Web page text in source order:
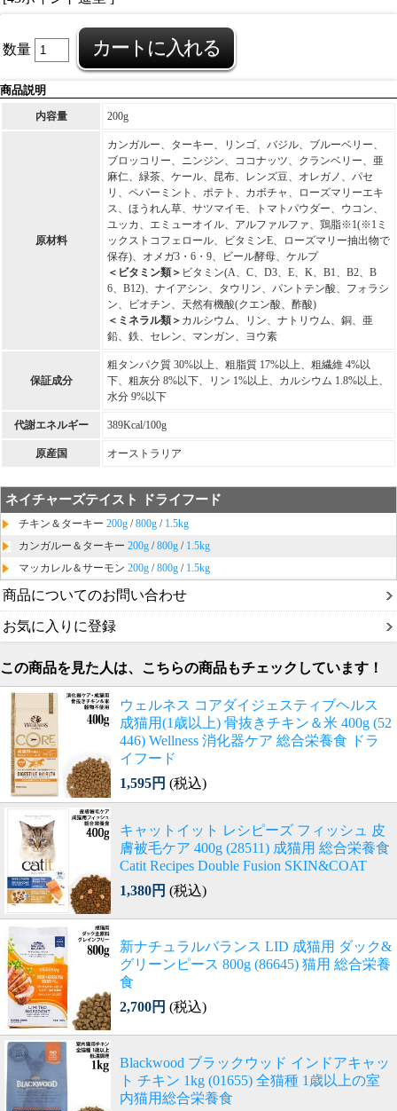
数量
商品説明
内容量 200g
原材料
カンガルー、ターキー、リンゴ、バジル、ブルーベリー、
ブロッコリー、ニンジン、ココナッツ、クランベリー、亜
麻仁、緑茶、ケール、昆布、レンズ豆、オレガノ、パセ
リ、ペパーミント、ポテト、カボチャ、ローズマリーエキ
ス、ほうれん草、サツマイモ、トマトパウダー、ウコン、
ユッカ、エミューオイル、アルファルファ、鶏脂※1(※1ミ
ックストコフェロール、ビタミンE、ローズマリー抽出物で
保存)、オメガ3・6・9、ビール酵母、ケルプ
＜ビタミン類＞ ビタミン(A、C、D3、E、K、B1、B2、B
6、B12)、ナイアシン、タウリン、パントテン酸、フォラシ
ン、ビオチン、天然有機酸(クエン酸、酢酸)
＜ミネラル類＞ カルシウム、リン、ナトリウム、銅、亜
鉛、鉄、セレン、マンガン、ヨウ素
保証成分
粗タンパク質 30%以上、粗脂質 17%以上、粗繊維 4%以
下、粗灰分 8%以下、リン 1%以上、カルシウム 1.8%以上、
水分 9%以下
代謝エネルギー 389Kcal/100g
原産国 オーストラリア
ネイチャーズテイスト ドライフード
チキン＆ターキー 200g /800g / 1.5kg
カンガルー＆ターキー 200g /800g / 1.5kg
マッカレル＆サーモン 200g /800g / 1.5kg
商品についてのお問い合わせ
お気に入りに登録
この商品を見た人は、こちらの商品もチェックしています！
ウェルネス コアダイジェスティブヘルス
成猫用(1歳以上) 骨抜きチキン＆米 400g (52
446) Wellness 消化器ケア 総合栄養食 ドラ
イフード
1,595円 (税込)
キャットイット レシピーズ フィッシュ 皮
膚被毛ケア 400g (28511) 成猫用 総合栄養食
Catit Recipes Double Fusion SKIN&COAT
1,380円 (税込)
新ナチュラルバランス LID 成猫用 ダック&
グリーンピース 800g (86645) 猫用 総合栄養
食
2,700円 (税込)
Blackwood ブラックウッド インドアキャッ
ト チキン 1kg (01655) 全猫種 1歳以上の室
内猫用総合栄養食